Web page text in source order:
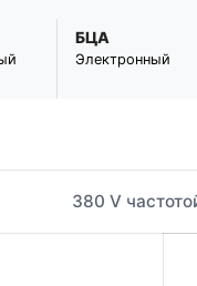
БЦА
Электронный
380 V